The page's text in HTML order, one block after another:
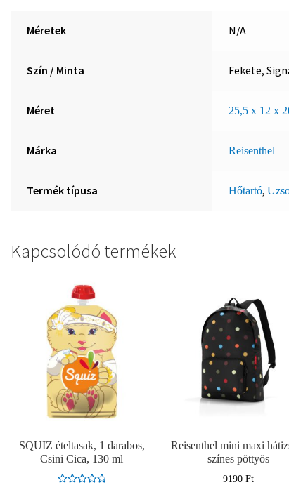
Méretek N/A
Szín / Minta Fekete,
Méret 25,5 x 12 x
Márka Reisenthel
Termék típusa Hőtartó,
Kapcsolódó termékek
SQUIZ ételtasak, 1 darabos,
Csini Cica, 130 ml
Reisenthel mini maxi
színes pöttyös
9190 Ft